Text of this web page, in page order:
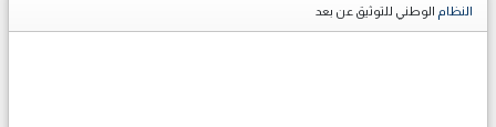
النظام الوطني للتوثيق عن بعد